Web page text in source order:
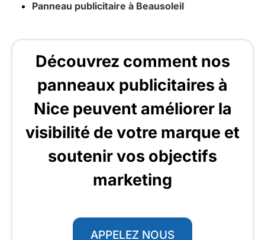
Panneau publicitaire à Beausoleil
Découvrez comment nos
panneaux publicitaires à
Nice peuvent améliorer la
visibilité de votre marque et
soutenir vos objectifs
marketing
APPELEZ NOUS